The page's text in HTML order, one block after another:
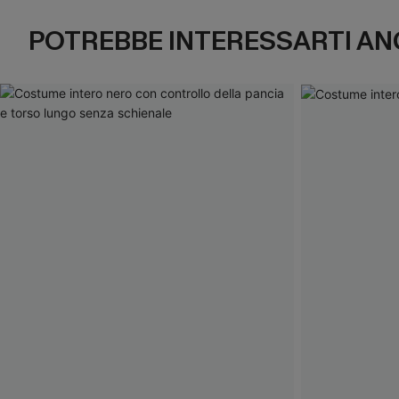
POTREBBE INTERESSARTI